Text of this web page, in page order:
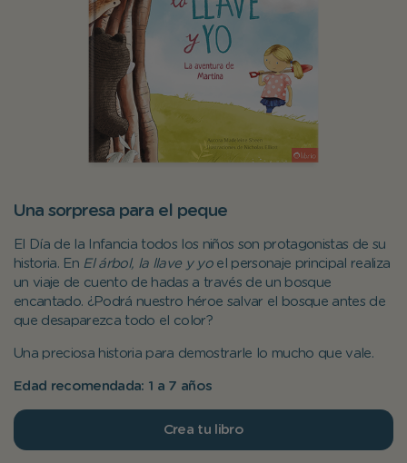
Una sorpresa para el peque
El Día de la Infancia todos los niños son protagonistas de su
historia. En El árbol, la llave y yoel personaje principal realiza
un viaje de cuento de hadas a través de un bosque
encantado. ¿Podrá nuestro héroe salvar el bosque antes de
que desaparezca todo el color?
Una preciosa historia para demostrarle lo mucho que vale.
Edad recomendada: 1 a 7 años
Crea tu libro